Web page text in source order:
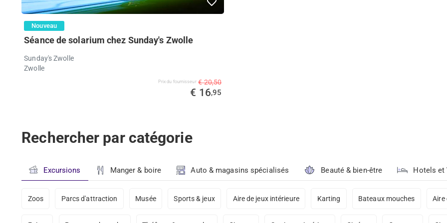
Nouveau
Séance de solarium chez Sunday's Zwolle
Sunday's Zwolle
Zwolle
Prix ​​du fournisseur € 20,50
€ 16,95
Rechercher par catégorie
Excursions Manger & boire Auto & magasins spécialisés Beauté & bien-être Hotels et
Zoos Parcs d'attraction Musée Sports & jeux Aire de jeux intérieure Karting Bateaux mouches Aire